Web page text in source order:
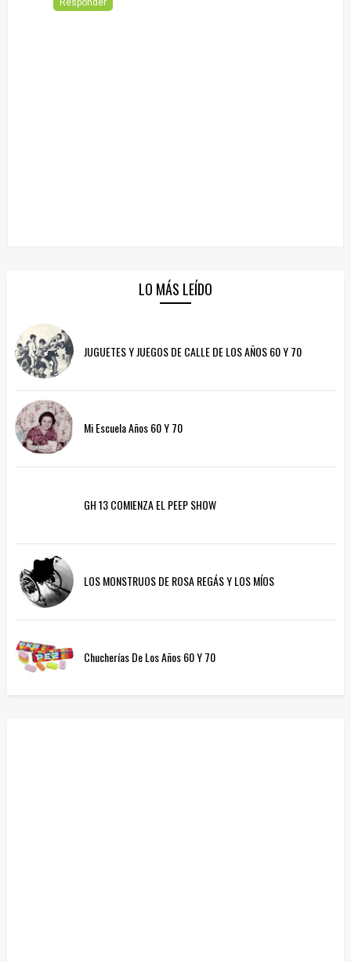
Responder
LO MÁS LEÍDO
JUGUETES Y JUEGOS DE CALLE DE LOS AÑOS 60 Y 70
Mi Escuela Años 60 Y 70
GH 13 COMIENZA EL PEEP SHOW
LOS MONSTRUOS DE ROSA REGÁS Y LOS MÍOS
Chucherías De Los Años 60 Y 70